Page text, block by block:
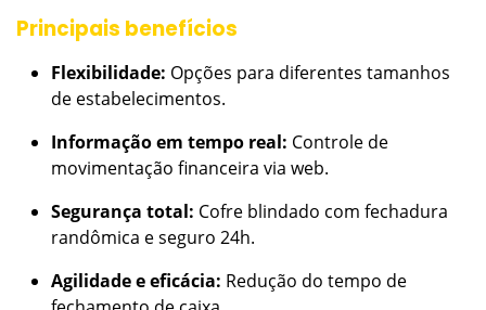
Principais benefícios
Flexibilidade: Opções para diferentes tamanhos
de estabelecimentos.
Informação em tempo real: Controle de
movimentação financeira via web.
Segurança total: Cofre blindado com fechadura
randômica e seguro 24h.
Agilidade e eficácia: Redução do tempo de